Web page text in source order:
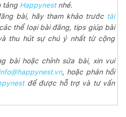
tảng Happynestnhé.
bài, hãy tham khảo trướctài
thể loại bài đăng, tips giúp bài
thu hút sự chú ý nhất từ cộng
bài hoặc chỉnh sửa bài, xin vui
, hoặc phản hồi
để được hỗ trợ và tư vấn